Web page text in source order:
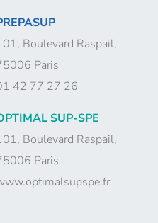
Boulevard Raspail,
Paris
42 77 27 26
SUP-SPE
Boulevard Raspail,
Paris